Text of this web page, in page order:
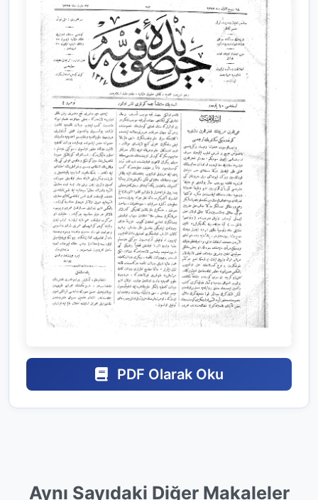
PDF Olarak Oku
Aynı Sayıdaki Diğer Makaleler